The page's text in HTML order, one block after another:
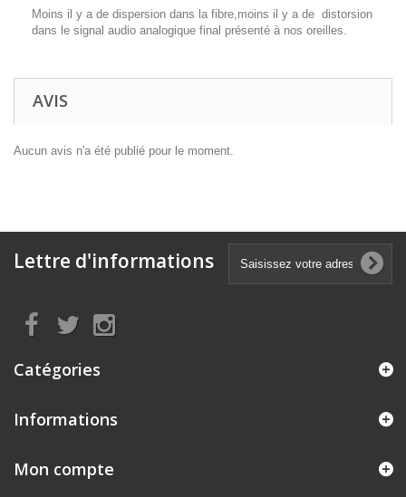
Moins il y a de dispersion dans la fibre,moins il y a de distorsion
dans le signal audio analogique final présenté à nos oreilles.
AVIS
Aucun avis n'a été publié pour le moment.
Lettre d'informations
Catégories
Informations
Mon compte